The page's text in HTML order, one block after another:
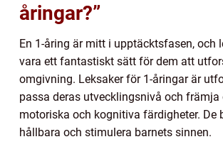
åringar?”
En 1-åring är mitt i upptäcktsfasen, och
vara ett fantastiskt sätt för dem att
omgivning. Leksaker för 1-åringar är
passa deras utvecklingsnivå och främja
motoriska och kognitiva färdigheter. De
hållbara och stimulera barnets sinnen.